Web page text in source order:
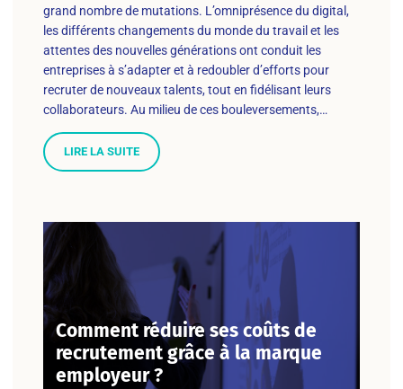
grand nombre de mutations. L’omniprésence du digital,
les différents changements du monde du travail et les
attentes des nouvelles générations ont conduit les
entreprises à s’adapter et à redoubler d’efforts pour
recruter de nouveaux talents, tout en fidélisant leurs
collaborateurs. Au milieu de ces bouleversements,…
LIRE LA SUITE
Comment réduire ses coûts de
recrutement grâce à la marque
employeur ?